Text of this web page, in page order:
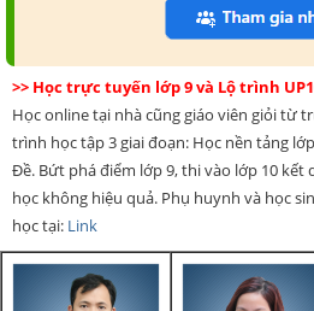
>> Học trực tuyến lớp 9 và Lộ trình
Học online tại nhà cũng giáo viên giỏi từ
trình học tập 3 giai đoạn: Học nền tảng
Đề. Bứt phá điểm lớp 9, thi vào lớp 10 kết
học không hiệu quả. Phụ huynh và học
học tại: Link